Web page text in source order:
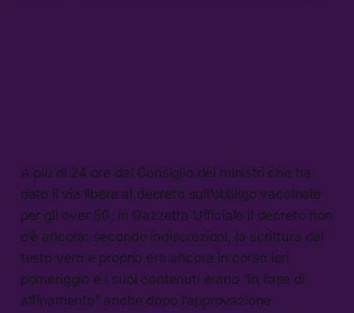
A più di 24 ore dal Consiglio dei ministri che ha
dato il via libera al decreto sull’obbligo vaccinale
per gli over 50, in Gazzetta Ufficiale il decreto non
c’è ancora: secondo indiscrezioni, la scrittura del
testo vero e proprio era ancora in corso ieri
pomeriggio e i suoi contenuti erano “in fase di
affinamento” anche dopo l’approvazione